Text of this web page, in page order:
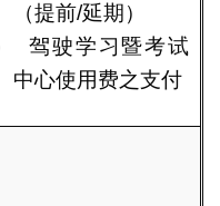
（提前/延期）
驾驶学习暨考试
中心使用费之支付